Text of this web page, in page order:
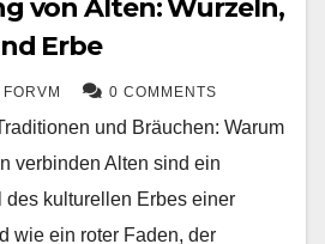
von Alten: Wurzeln,
Erbe
FORVM 0 COMMENTS
und Bräuchen: Warum
verbinden Alten sind ein
kulturellen Erbes einer
wie ein roter Faden, der